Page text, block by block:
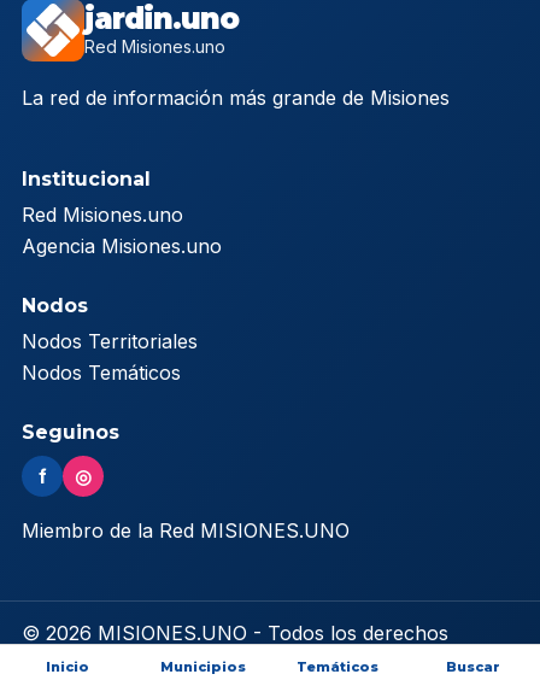
jardin.uno
Red Misiones.uno
La red de información más grande de Misiones
Institucional
Red Misiones.uno
Agencia Misiones.uno
Nodos
Nodos Territoriales
Nodos Temáticos
Seguinos
f ◎
Miembro de la Red MISIONES.UNO
© 2026 MISIONES.UNO - Todos los derechos
reservados
Inicio Municipios Temáticos Buscar